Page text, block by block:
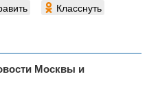
Класснуть
Москвы и